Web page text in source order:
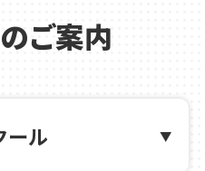
しました！
ご案内
ール